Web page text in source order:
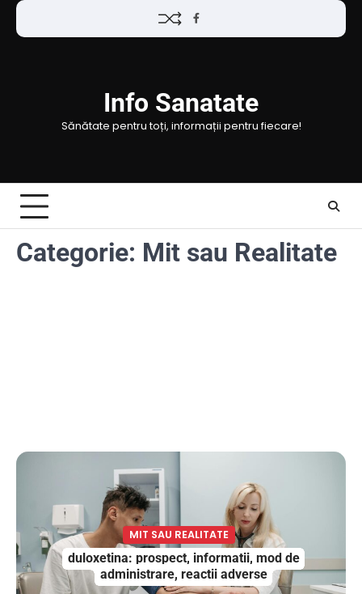
Skip
Facebook
Info Sanatate
Sănătate pentru toți, informații pentru fiecare!
Categorie: Mit sau Realitate
MIT SAU REALITATE
duloxetina: prospect, informatii, mod de
administrare, reactii adverse